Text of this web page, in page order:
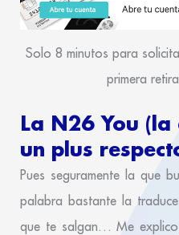
Solo 8 minutos para
primera
La N26 You
un plus
Pues seguramente la que
palabra bastante la
que te salgan… Me